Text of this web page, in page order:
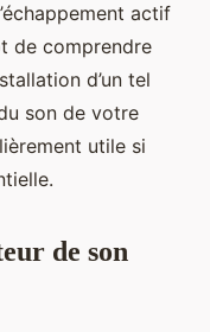
actif
de comprendre
d’un tel
son de votre
utile si
de son